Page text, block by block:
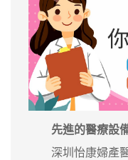
先進的醫療設
深圳怡康婦產醫